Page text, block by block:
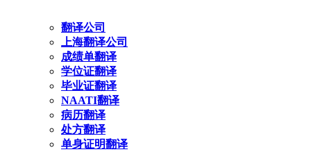
翻译公司
上海翻译公司
成绩单翻译
学位证翻译
毕业证翻译
NAATI翻译
病历翻译
处方翻译
单身证明翻译